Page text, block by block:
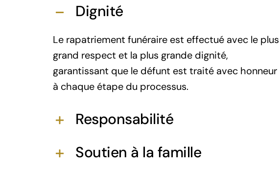
Dignité
Le rapatriement funéraire est effectué avec le plus
grand respect et la plus grande dignité,
garantissant que le défunt est traité avec honneur
à chaque étape du processus.
Responsabilité
Soutien à la famille